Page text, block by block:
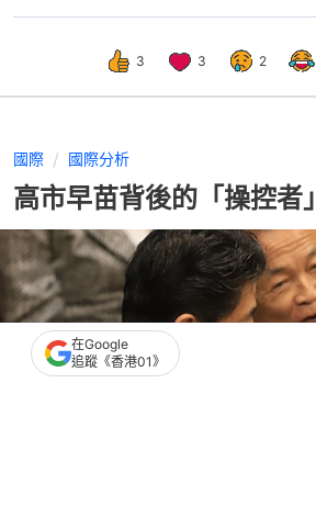
3 3 2
國際 國際分析
高市早苗背後的「操控者」
在Google
追蹤《香港01》